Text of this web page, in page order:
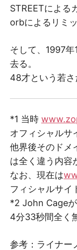
STREETによる
orbによるリミ
そして、1997年
去る。
48才という若さ
*1 当時
オフィシャルサ
他界後そのドメ
は全く違う内容
なお、現在は
フィシャルサイ
*2 John Cage
4分33秒間全く
参考：ライナー